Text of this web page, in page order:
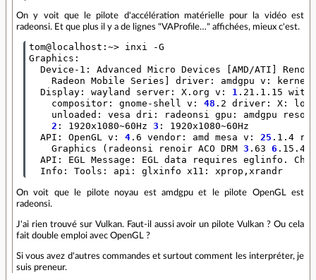
On y voit que le pilote d'accélération matérielle pour la vidéo est
radeonsi. Et que plus il y a de lignes "VAProfile…" affichées, mieux c'est.
tom@localhost:~> inxi -G
Graphics:
  Device-1: Advanced Micro Devices
AMD/ATI
    Radeon Mobile Series
driver: amdgpu v: kernel
  Display: wayland server: X.org v:
1 .21.1.15
    compositor: gnome-shell v:
48 .2 driver: X:
unloaded: vesa dri: radeonsi gpu: amdgpu
2 : 1920x1080~60Hz 3 : 1920x1080~60Hz
  API: OpenGL v:
4 .6 vendor: amd mesa v: 25 .1.4
    Graphics
( radeonsi renoir ACO DRM 3 .63 6 .15.4-
API: EGL Message: EGL data requires eglinfo.
  Info: Tools: api: glxinfo x11: xprop,xrandr
On voit que le pilote noyau est amdgpu et le pilote OpenGL est
radeonsi.
J'ai rien trouvé sur Vulkan. Faut-il aussi avoir un pilote Vulkan ? Ou cela
fait double emploi avec OpenGL ?
Si vous avez d'autres commandes et surtout comment les interpréter, je
suis preneur.